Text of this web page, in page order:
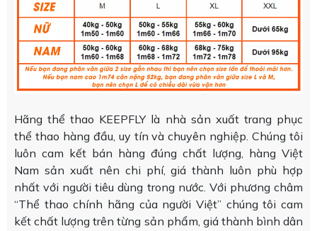
Hãng thể thao KEEPFLY là nhà sản xuất trang phục
thể thao hàng đầu, uy tín và chuyên nghiệp. Chúng tôi
luôn cam kết bán hàng đúng chất lượng, hàng Việt
Nam sản xuất nên chi phí, giá thành luôn phù hợp
nhất với người tiêu dùng trong nước. Với phương châm
“Thể thao chính hãng của người Việt” chúng tôi cam
kết chất lượng trên từng sản phẩm, giá thành bình dân